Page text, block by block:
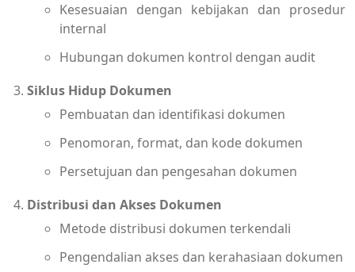
Kesesuaian dengan kebijakan dan prosedur
internal
Hubungan dokumen kontrol dengan audit
Siklus Hidup Dokumen
Pembuatan dan identifikasi dokumen
Penomoran, format, dan kode dokumen
Persetujuan dan pengesahan dokumen
Distribusi dan Akses Dokumen
Metode distribusi dokumen terkendali
Pengendalian akses dan kerahasiaan dokumen